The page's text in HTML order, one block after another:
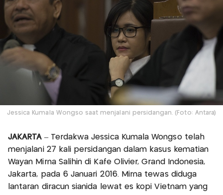
Jessica Kumala Wongso saat menjalani persidangan. (Foto: Antara)
JAKARTA– Terdakwa Jessica Kumala Wongso telah
menjalani 27 kali persidangan dalam kasus kematian
Wayan Mirna Salihin di Kafe Olivier, Grand Indonesia,
Jakarta, pada 6 Januari 2016. Mirna tewas diduga
lantaran diracun sianida lewat es kopi Vietnam yang